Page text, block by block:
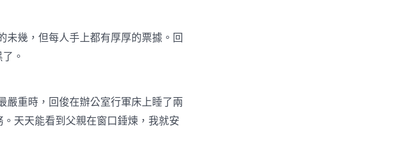
幾，但每人手上都有厚厚的票據。回
。
重時，回俊在辦公室行軍床上睡了兩
。天天能看到父親在窗口錘煉，我就安